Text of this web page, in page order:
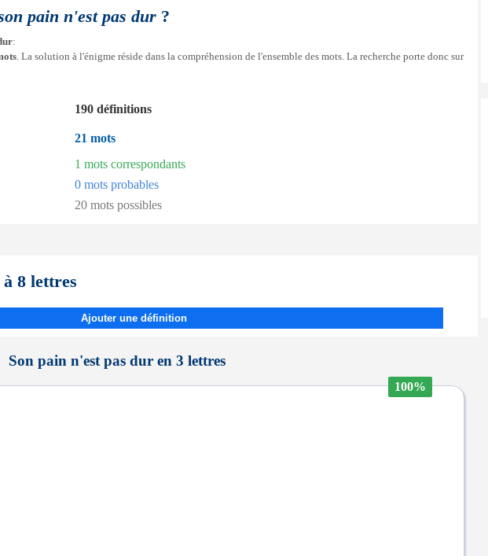
pain n'est pas dur ?
:
. La solution à l'énigme réside dans la compréhension de l'ensemble des mots. La recherche porte donc sur
190 définitions
21 mots
1 mots correspondants
0 mots probables
20 mots possibles
8 lettres
Ajouter une définition
Son pain n'est pas dur en 3 lettres
100%